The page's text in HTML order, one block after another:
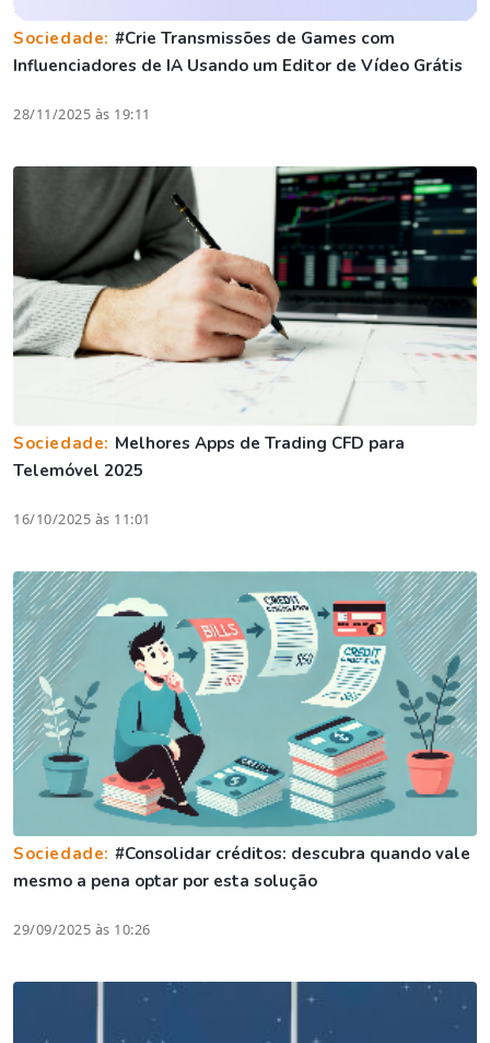
Sociedade: #Crie Transmissões de Games com
Influenciadores de IA Usando um Editor de Vídeo Grátis
28/11/2025 às 19:11
Sociedade: Melhores Apps de Trading CFD para
Telemóvel 2025
16/10/2025 às 11:01
Sociedade: #Consolidar créditos: descubra quando vale
mesmo a pena optar por esta solução
29/09/2025 às 10:26